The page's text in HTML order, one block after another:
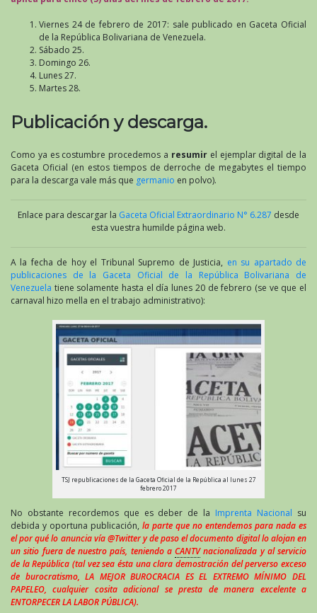
Viernes 24 de febrero de 2017: sale publicado en Gaceta Oficial
de la República Bolivariana de Venezuela.
Sábado 25.
Domingo 26.
Lunes 27.
Martes 28.
Publicación y descarga.
Como ya es costumbre procedemos a resumir el ejemplar digital de la
Gaceta Oficial (en estos tiempos de derroche de megabytes el tiempo
para la descarga vale más que germanio en polvo).
Enlace para descargar la Gaceta Oficial Extraordinario N° 6.287 desde
esta vuestra humilde página web.
A la fecha de hoy el Tribunal Supremo de Justicia, en su apartado de
publicaciones de la Gaceta Oficial de la República Bolivariana de
Venezuela tiene solamente hasta el día lunes 20 de febrero (se ve que el
carnaval hizo mella en el trabajo administrativo):
TSJ republicaciones de la Gaceta Oficial de la República al lunes 27
febrero 2017
No obstante recordemos que es deber de la Imprenta Nacional su
debida y oportuna publicación, la parte que no entendemos para nada es
el por qué lo anuncia vía @Twitter y de paso el documento digital lo alojan en
un sitio fuera de nuestro país, teniendo a CANTVnacionalizada y al servicio
de la República (tal vez sea ésta una clara demostración del perverso exceso
de burocratismo, LA MEJOR BUROCRACIA ES EL EXTREMO MÍNIMO DEL
PAPELEO, cualquier cosita adicional se presta de manera excelente a
ENTORPECER LA LABOR PÚBLICA).